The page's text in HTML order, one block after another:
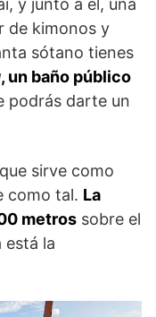
y junto a él, una
de kimonos y
sótano tienes
, un baño público
podrás darte un
sirve como
como tal. La
metros sobre el
está la